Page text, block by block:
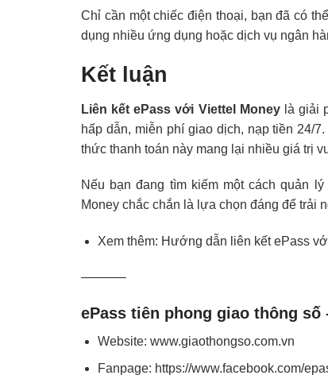
Chỉ cần một chiếc điện thoại, bạn đã có
dụng nhiều ứng dụng hoặc dịch vụ ngân
Kết luận
Liên kết ePass với Viettel Moneylà giải
hấp dẫn, miễn phí giao dịch, nạp tiền 24/
thức thanh toán này mang lại nhiều giá trị
Nếu bạn đang tìm kiếm một cách quản
Money chắc chắn là lựa chọn đáng để trải
Xem thêm: Hướng dẫn liên kết ePass
———–
ePass tiên phong giao thông
Website: www.giaothongso.com.vn
Fanpage: https://www.facebook.com/